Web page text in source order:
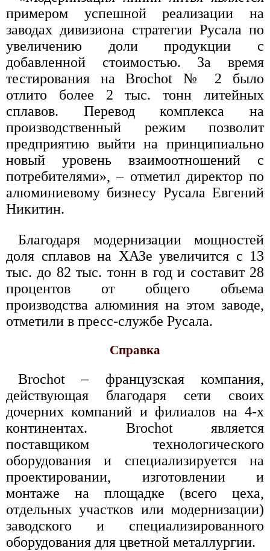
примером успешной реализации на
заводах дивизиона стратегии Русала по
увеличению доли продукции с
добавленной стоимостью. За время
тестирования на Brochot № 2 было
отлито более 2 тыс. тонн литейных
сплавов. Перевод комплекса на
производственный режим позволит
предприятию выйти на принципиально
новый уровень взаимоотношений с
потребителями», – отметил директор по
алюминиевому бизнесу Русала Евгений
Никитин.
Благодаря модернизации мощностей
доля сплавов на ХАЗе увеличится с 13
тыс. до 82 тыс. тонн в год и составит 28
процентов от общего объема
производства алюминия на этом заводе,
отметили в пресс-службе Русала.
Справка
Brochot – французская компания,
действующая благодаря сети своих
дочерних компаний и филиалов на 4-х
континентах. Brochot является
поставщиком технологического
оборудования и специализируется на
проектировании, изготовлении и
монтаже на площадке (всего цеха,
отдельных участков или модернизации)
заводского и специализированного
оборудования для цветной металлургии.